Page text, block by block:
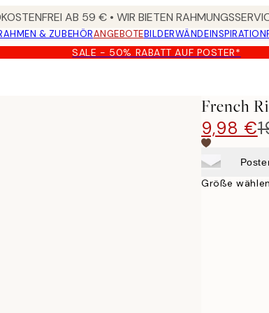
AB 59 € • WIR BIETEN
& ZUBEHÖRANGEBOTEBILDERWÄNDEINSPIRATION
SALE - 50% RABATT AUF POSTER*
French
9,98 €
Größe wählen